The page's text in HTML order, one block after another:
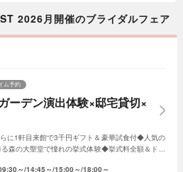
2026月開催のブライダルフェア
ーデン演出体験×邸宅貸切×
ム予約
に1軒目来館で3千円ギフト＆豪華試食付◆人気の
森の大聖堂で憧れの挙式体験◆挙式料全額＆ドレ
～ 14:45～ 15:00～ 18:00～